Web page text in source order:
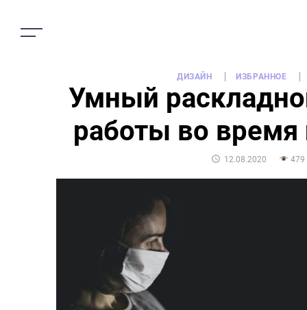
ДИЗАЙН ИЗБРАННОЕ
Умный
работы во
POSTED
12.08.2020 479